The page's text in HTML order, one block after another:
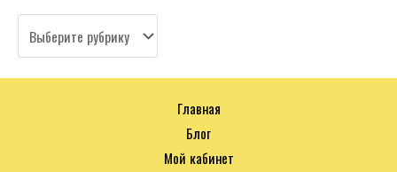
Главная
Блог
Мой кабинет